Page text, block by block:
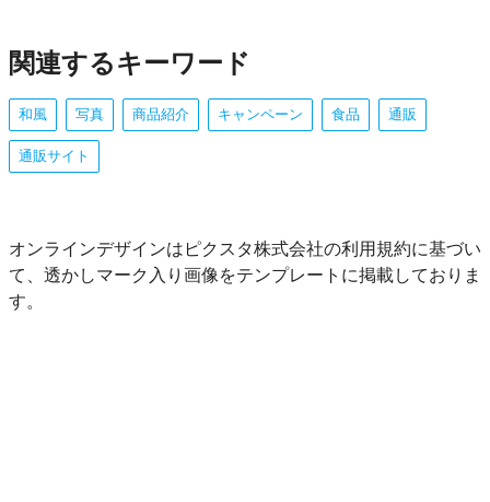
関連するキーワード
和風 写真 商品紹介 キャンペーン 食品 通販
通販サイト
オンラインデザインはピクスタ株式会社の利用規約に基づい
て、透かしマーク入り画像をテンプレートに掲載しておりま
す。